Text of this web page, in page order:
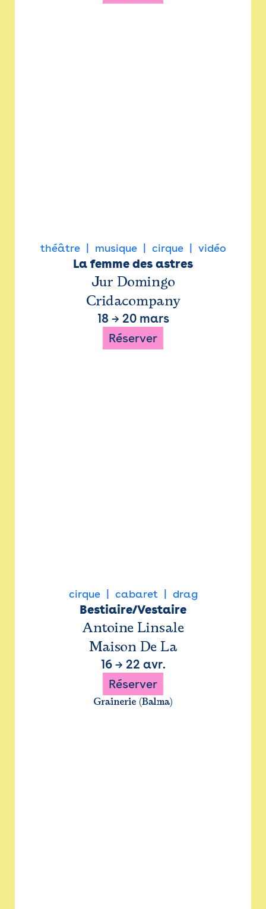
théâtre musique cirque vidéo
La femme des astres
Jur Domingo
Cridacompany
18 → 20 mars
Réserver
cirque cabaret drag
Bestiaire/Vestaire
Antoine Linsale
Maison De La
16→ 22 avr.
Réserver
Grainerie (Balma)